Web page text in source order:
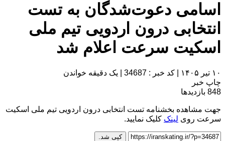
اسامی دعوت‌شدگان به تست
انتخابی درون اردویی تیم ملی
اسکیت سرعت اعلام شد
۱۰ تیر ۱۴۰۵ کد خبر : 34687
یک دقیقه خواندن
چاپ خبر
848 بازدیدها
جهت مشاهده بخشنامه تست انتخابی درون اردویی تیم ملی اسکیت
سرعت روی لینک کلیک نمایید.
کپی شد.